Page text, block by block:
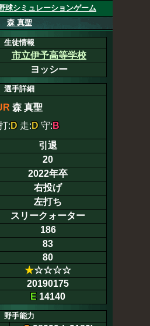
球シミュレーションゲーム
森 真聖
生徒情報
市立伊予高等学校
ヨッシー
選手詳細
森 真聖
: D 走: D 守: B
引退
20
2022年卒
右投げ
左打ち
スリークォーター
186
83
80
★☆☆☆☆
20190175
E 14140
野手能力